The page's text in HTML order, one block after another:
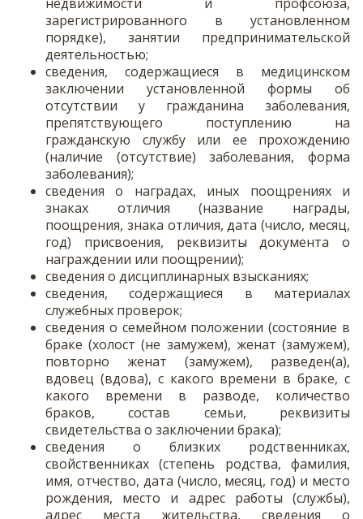
зарегистрированного в установленном
порядке), занятии предпринимательской
деятельностью;
сведения, содержащиеся в медицинском
заключении установленной формы об
отсутствии у гражданина заболевания,
препятствующего поступлению на
гражданскую службу или ее прохождению
(наличие (отсутствие) заболевания, форма
заболевания);
сведения о наградах, иных поощрениях и
знаках отличия (название награды,
поощрения, знака отличия, дата (число, месяц,
год) присвоения, реквизиты документа о
награждении или поощрении);
сведения о дисциплинарных взысканиях;
сведения, содержащиеся в материалах
служебных проверок;
сведения о семейном положении (состояние в
браке (холост (не замужем), женат (замужем),
повторно женат (замужем), разведен(а),
вдовец (вдова), с какого времени в браке, с
какого времени в разводе, количество
браков, состав семьи, реквизиты
свидетельства о заключении брака);
сведения о близких родственниках,
свойственниках (степень родства, фамилия,
имя, отчество, дата (число, месяц, год) и место
рождения, место и адрес работы (службы),
адрес места жительства, сведения о